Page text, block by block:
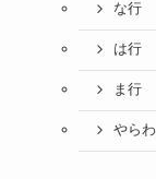
な行
は行
ま行
やらわ